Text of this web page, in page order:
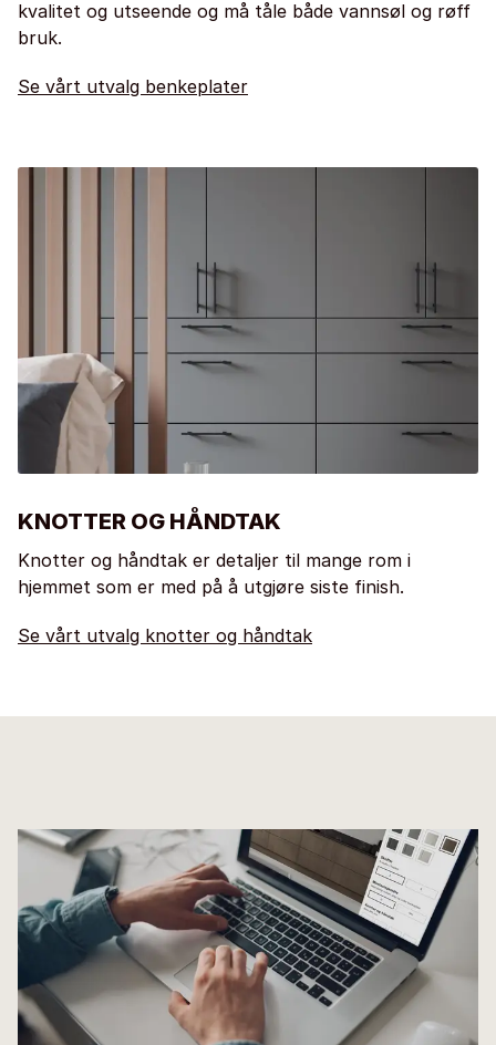
kvalitet og utseende og må tåle både vannsøl og røff
bruk.
Se vårt utvalg benkeplater
KNOTTER OG HÅNDTAK
Knotter og håndtak er detaljer til mange rom i
hjemmet som er med på å utgjøre siste finish.
Se vårt utvalg knotter og håndtak